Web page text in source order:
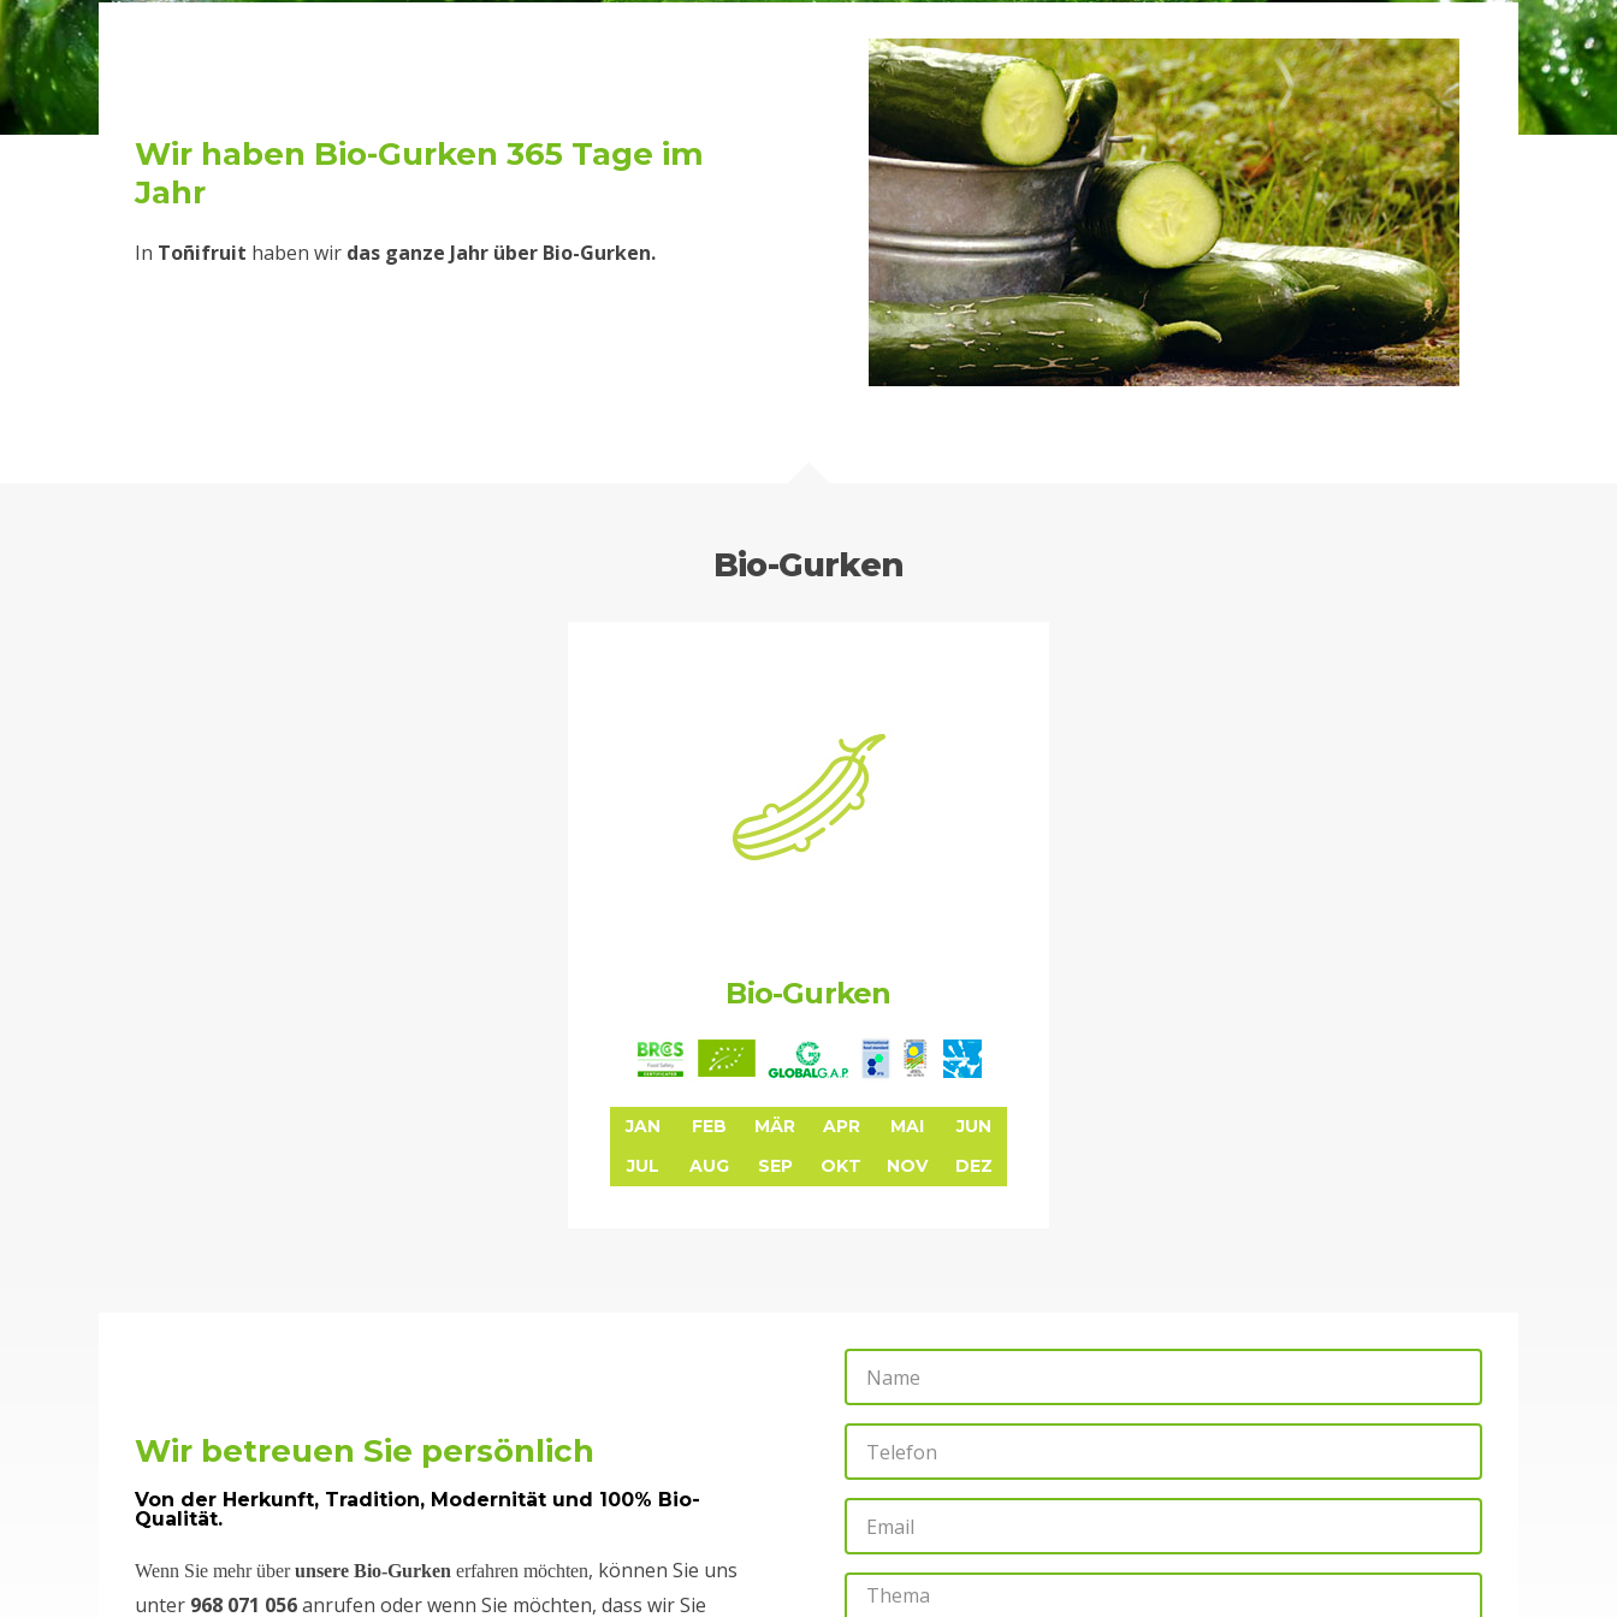
Wir haben Bio-Gurken 365 Tage im
Jahr
In Toñifruit haben wir das ganze Jahr über Bio-Gurken.
Bio-Gurken
Bio-Gurken
JAN FEB MÄR APR MAI
JUN
JUL
AUG SEP OKT NOV DEZ
Wir betreuen Sie persönlich
Von der Herkunft, Tradition, Modernität und 100% Bio-
Qualität.
Wenn Sie mehr überunsere Bio-Gurken erfahren möchten, können Sie uns
unter 968 071 056anrufen oder wenn Sie möchten, dass wir Sie
a
m
e
e
l
e
f
m
a